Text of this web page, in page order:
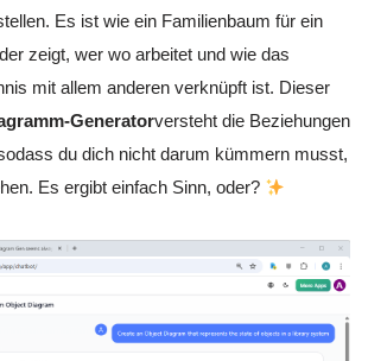
Es ist wie ein Familienbaum für ein
zeigt, wer wo arbeitet und wie das
mit allem anderen verknüpft ist. Dieser
Generatorversteht die Beziehungen
du dich nicht darum kümmern musst,
Es ergibt einfach Sinn, oder?